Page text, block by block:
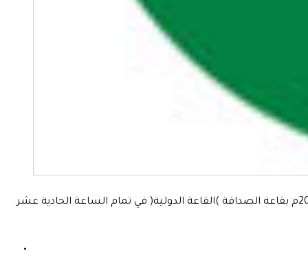
انعقد بحمد الله تعالى إجتماع هيئة المشتركين بشركة التأمين الاسلامية (سودان) (حملة الوثائق) رقم "34" ، يوم الأربعاء الموافق 28مايو2014م بقاعة الصداقة )القاعة الدولية( في تمام الساعة الحادية عشر